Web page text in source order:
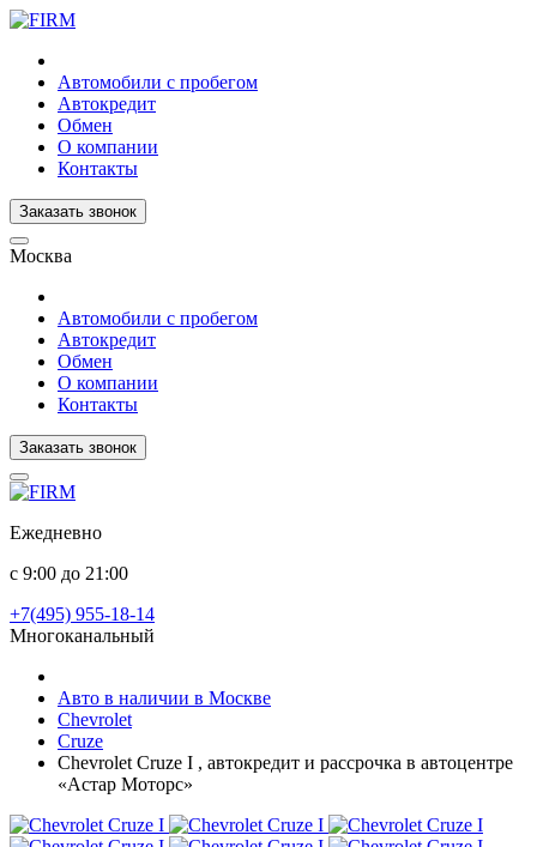
Автомобили с пробегом
Автокредит
Обмен
О компании
Контакты
Заказать звонок
Москва
Автомобили с пробегом
Автокредит
Обмен
О компании
Контакты
Заказать звонок
Ежедневно
с 9:00 до 21:00
+7(495) 955-18-14
Многоканальный
Авто в наличии в Москве
Chevrolet
Cruze
Chevrolet Cruze I , автокредит и рассрочка в автоцентре
«Астар Моторс»